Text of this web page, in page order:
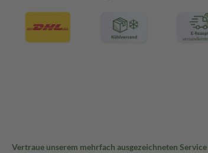
Vertraue unserem mehrfach ausgezeichneten Service